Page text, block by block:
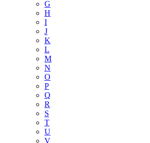
G
H
I
J
K
L
M
N
O
P
Q
R
S
T
U
V